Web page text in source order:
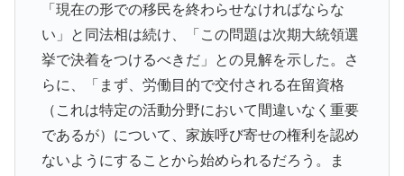
【MLB】村上宗隆とルイス・アラエスの指標が完全に真
逆 → 「予想通りの結果」「この2人は合体してくれ」
海外「中国が世界資産税を導入。財政不足を海外資産へ
の課税で補おうとする」
海外「StumbleUponが恋しいんじゃない、あの頃のネッ
トが面白すぎたんだ」1995〜2010年の消えたサイトの
話
「現在の形での移民を終わらせなければならな
い」と同法相は続け、「この問題は次期大統領選
挙で決着をつけるべきだ」との見解を示した。さ
らに、「まず、労働目的で交付される在留資格
（これは特定の活動分野において間違いなく重要
であるが）について、家族呼び寄せの権利を認め
ないようにすることから始められるだろう。ま